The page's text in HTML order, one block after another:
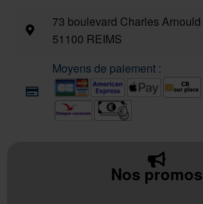
73 boulevard Charles Arnould
51100 REIMS
Moyens de paiement :
Nos promos